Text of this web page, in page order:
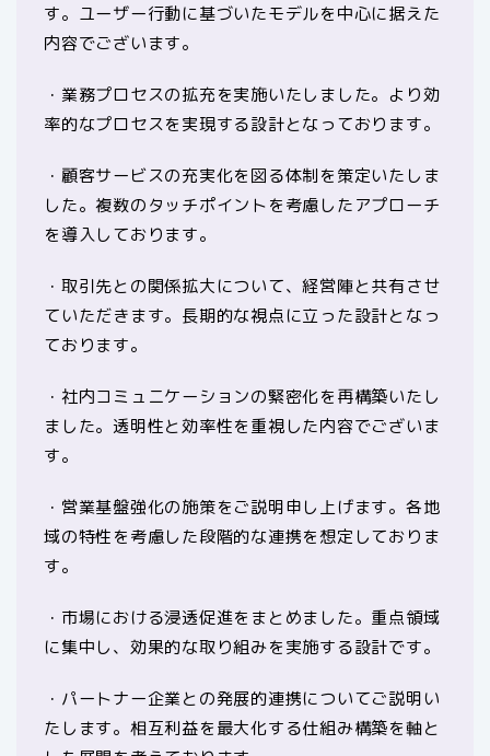
す。ユーザー行動に基づいたモデルを中心に据えた
内容でございます。
・業務プロセスの拡充を実施いたしました。より効
率的なプロセスを実現する設計となっております。
・顧客サービスの充実化を図る体制を策定いたしま
した。複数のタッチポイントを考慮したアプローチ
を導入しております。
・取引先との関係拡大について、経営陣と共有させ
ていただきます。長期的な視点に立った設計となっ
ております。
・社内コミュニケーションの緊密化を再構築いたし
ました。透明性と効率性を重視した内容でございま
す。
・営業基盤強化の施策をご説明申し上げます。各地
域の特性を考慮した段階的な連携を想定しておりま
す。
・市場における浸透促進をまとめました。重点領域
に集中し、効果的な取り組みを実施する設計です。
・パートナー企業との発展的連携についてご説明い
たします。相互利益を最大化する仕組み構築を軸と